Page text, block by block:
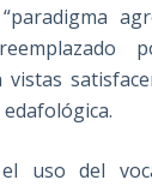
vistas
uso del